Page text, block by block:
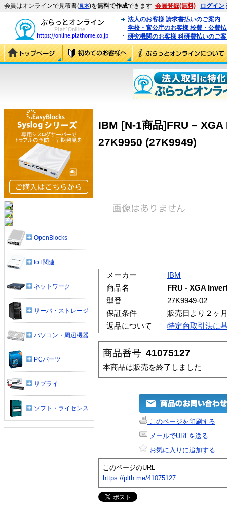
会員はオンラインで見積書(見本)を無料で作成できます 会員登録(無料) ログイン
法人のお客様 請求書払いのご案内
学校・官公庁のお客様 校費・公費
研究機関のお客様 科研費払いのご
IBM [N-1商品]FRU –
27K9950 (27K9949)
メーカー
IBM
商品名
FRU - XGA
型番
27K9949-02
保証条件
販売日より２ヶ
返品について
特定商取引法に
商品番号 41075127
本商品は販売を終了しました
このページを印刷する
メールでURLを送る
お気に入りに追加する
このページのURL
https://plth.me/41075127
OpenBlocks
IoT関連
ネットワーク
サーバ・ストレージ
パソコン・周辺機器
PCパーツ
サプライ
ソフト・ライセンス